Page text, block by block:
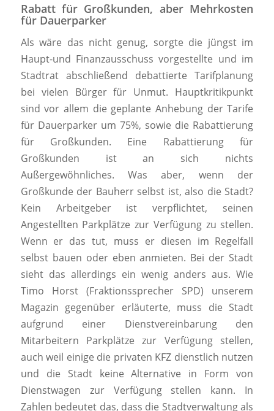
Rabatt für Großkunden, aber Mehrkosten
für Dauerparker
Als wäre das nicht genug, sorgte die jüngst im
Haupt-und Finanzausschuss vorgestellte und im
Stadtrat abschließend debattierte Tarifplanung
bei vielen Bürger für Unmut. Hauptkritikpunkt
sind vor allem die geplante Anhebung der Tarife
für Dauerparker um 75%, sowie die Rabattierung
für Großkunden. Eine Rabattierung für
Großkunden ist an sich nichts
Außergewöhnliches. Was aber, wenn der
Großkunde der Bauherr selbst ist, also die Stadt?
Kein Arbeitgeber ist verpflichtet, seinen
Angestellten Parkplätze zur Verfügung zu stellen.
Wenn er das tut, muss er diesen im Regelfall
selbst bauen oder eben anmieten. Bei der Stadt
sieht das allerdings ein wenig anders aus. Wie
Timo Horst (Fraktionssprecher SPD) unserem
Magazin gegenüber erläuterte, muss die Stadt
aufgrund einer Dienstvereinbarung den
Mitarbeitern Parkplätze zur Verfügung stellen,
auch weil einige die privaten KFZ dienstlich nutzen
und die Stadt keine Alternative in Form von
Dienstwagen zur Verfügung stellen kann. In
Zahlen bedeutet das, dass die Stadtverwaltung als